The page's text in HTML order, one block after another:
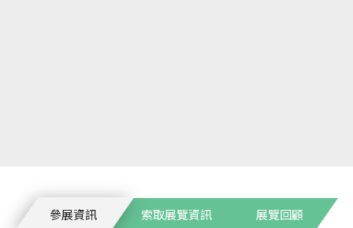
參展資訊 索取展覽資訊 展覽回顧